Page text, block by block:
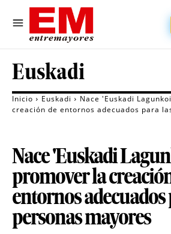
Euskadi
Inicio Euskadi
Nace 'Euskadi
creación de entornos adecuados para
Nace 'Euskadi
promover la
entornos adecuados
personas mayores